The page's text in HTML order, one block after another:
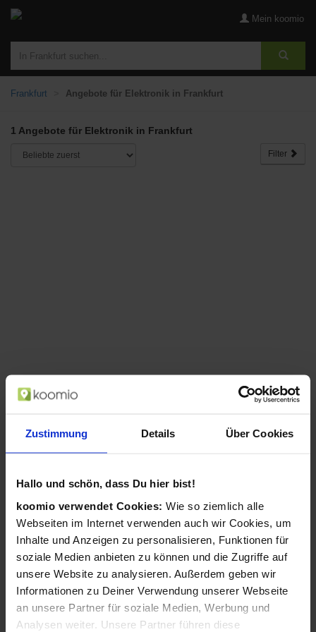
Zustimmung Details Über Cookies
Hallo und schön, dass Du hier bist!
koomio verwendet Cookies: Wie so ziemlich alle
Webseiten im Internet verwenden auch wir Cookies, um
Inhalte und Anzeigen zu personalisieren, Funktionen für
soziale Medien anbieten zu können und die Zugriffe auf
unsere Website zu analysieren. Außerdem geben wir
Informationen zu Deiner Verwendung unserer Webseite
an unsere Partner für soziale Medien, Werbung und
Analysen weiter. Unsere Partner führen diese
Mein koomio
Frankfurt Angebote für Elektronik in Frankfurt
1 Angebote für Elektronik in Frankfurt
Filter
AgfaPhoto Compact Realishot DC8200
1/3.2 Zoll Kompaktkamera 18 MP CMOS
4896 x 3672 Pixel Blau (Blau)
ab 104,99 €
in 1 Geschäften
« 1